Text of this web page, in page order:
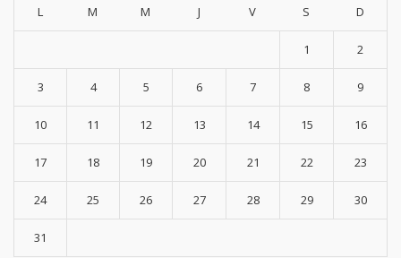
L M M J V S D
1 2
3 4 5 6 7 8 9
10 11 12 13 14 15 16
17 18 19 20 21 22 23
24 25 26 27 28 29 30
31